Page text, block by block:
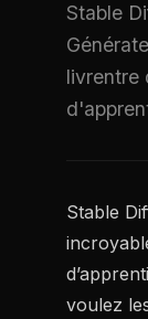
Stable
livrentre
Stable
voulez